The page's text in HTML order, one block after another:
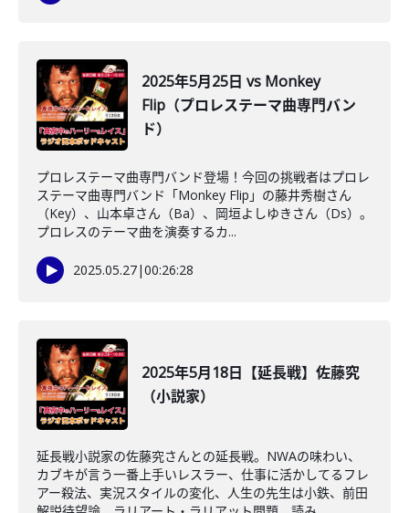
2025年5月25日 vs Monkey
Flip（プロレステーマ曲専門バン
ド）
プロレステーマ曲専門バンド登場！今回の挑戦者はプロレ
ステーマ曲専門バンド「Monkey Flip」の藤井秀樹さん
（Key）、山本卓さん（Ba）、岡垣よしゆきさん（Ds）。
プロレスのテーマ曲を演奏するカ...
2025.05.27|00:26:28
2025年5月18日【延長戦】佐藤究
（小説家）
延長戦小説家の佐藤究さんとの延長戦。NWAの味わい、
カブキが言う一番上手いレスラー、仕事に活かしてるフレ
アー殺法、実況スタイルの変化、人生の先生は小鉄、前田